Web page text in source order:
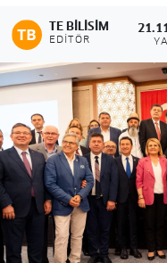
TE BILISIM
EDITÖR